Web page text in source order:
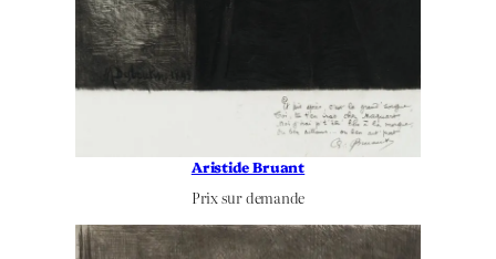
Aristide Bruant
Prix sur demande